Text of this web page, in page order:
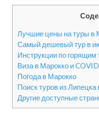
Лучшие цены на туры в
Самый дешевый тур в
Инструкции по горящим
Виза в Марокко и
Погода в Марокко
Поиск туров из
Другие доступные